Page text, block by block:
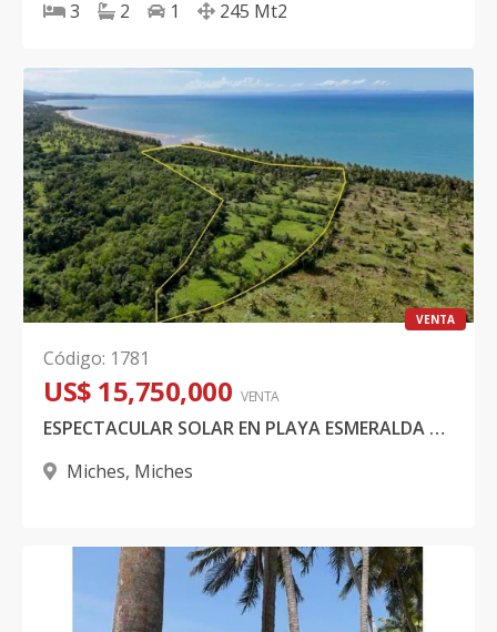
3 2 1 245 Mt2
VENTA
Código: 1781
US$ 15,750,000 VENTA
ESPECTACULAR SOLAR EN PLAYA ESMERALDA – MICHES
Miches, Miches